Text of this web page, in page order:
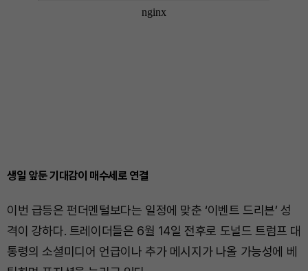
생일 앞둔 기대감이 매수세로 연결
이번 급등은 펀더멘털보다는 일정에 맞춘 ‘이벤트 드리븐’ 성
격이 강하다. 트레이더들은 6월 14일 전후로 도널드 트럼프 대
통령의 소셜미디어 언급이나 추가 메시지가 나올 가능성에 베